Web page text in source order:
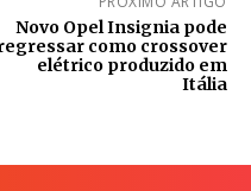
Novo Opel Insignia pode
como crossover
elétrico produzido em
Itália